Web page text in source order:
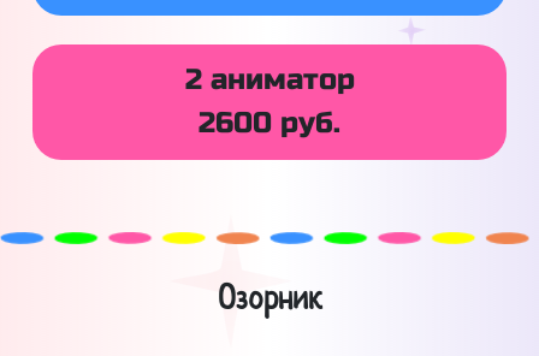
2 аниматор
2600 руб.
Озорник